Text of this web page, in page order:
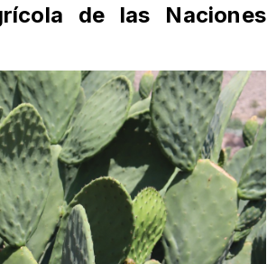
de las Naciones